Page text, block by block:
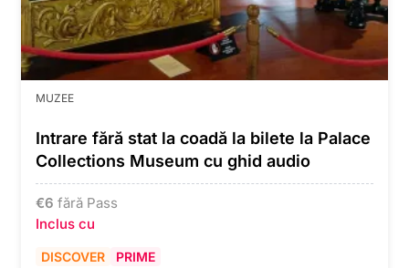
MUZEE
Intrare fără stat la coadă la bilete la Palace
Collections Museum cu ghid audio
€6 fără Pass
Inclus cu
DISCOVER PRIME